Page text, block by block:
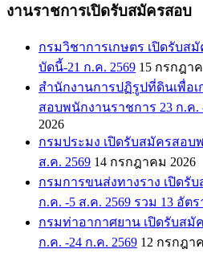
งานราชการเปิดรับสมัครสอบ
กรมวิชาการเกษตร เปิดรับส
บัดนี้-21 ก.ค. 2569 15 กรกฎา
สำนักงานการปฏิรูปที่ดินเพื่อ
สอบพนักงานราชการ 23 ก.ค.
2026
กรมประมง เปิดรับสมัครสอบ
ส.ค. 2569 14 กรกฎาคม 2026
กรมการขนส่งทางราง เปิดรั
ก.ค. -5 ส.ค. 2569 รวม 13 อัตร
กรมท่าอากาศยาน เปิดรับสมั
ก.ค. -24 ก.ค. 2569 12 กรกฎา